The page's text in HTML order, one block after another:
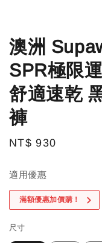
澳洲
SPR極限
舒適速乾
褲
Regular
NT$ 930
適用優惠
滿額優惠加價購！
尺寸